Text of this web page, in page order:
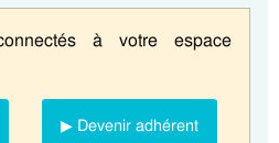
à votre espace
▶ Devenir adhérent